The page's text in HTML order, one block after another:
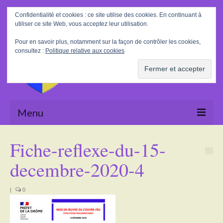
Rechercher
:
Menu
La Mairie
Tourisme
Fiche-reflexe-du-15-
decembre-2020-4
| 0
Confidentialité et cookies : ce site utilise des cookies. En continuant à
utiliser ce site Web, vous acceptez leur utilisation.
Pour en savoir plus, notamment sur la façon de contrôler les cookies,
consultez : Politique relative aux cookies